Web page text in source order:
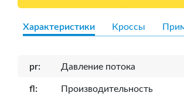
Характеристики Кроссы
pr: Давление потока
fl: Производительность